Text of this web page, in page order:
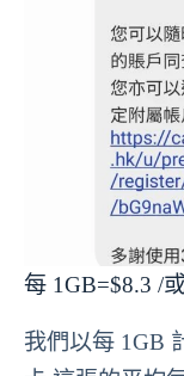
每 1GB=$8.3 /
我們以每 1GB